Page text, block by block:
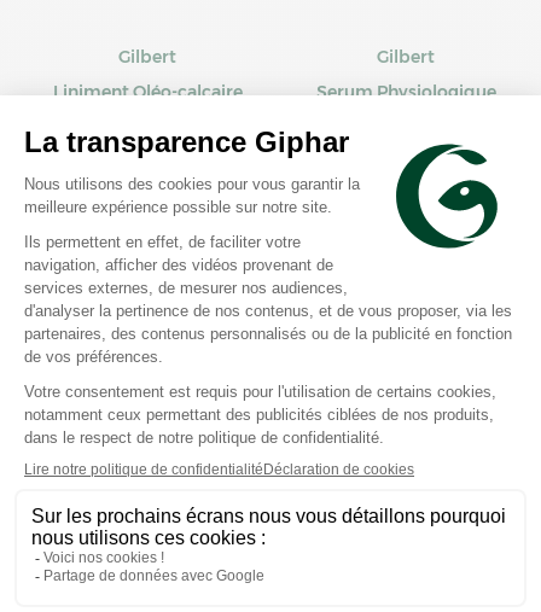
Gilbert
Liniment Oléo-calcaire
Prix moyen constaté
Gilbert
Serum Physiologique
Prix moyen constaté
Gilbert